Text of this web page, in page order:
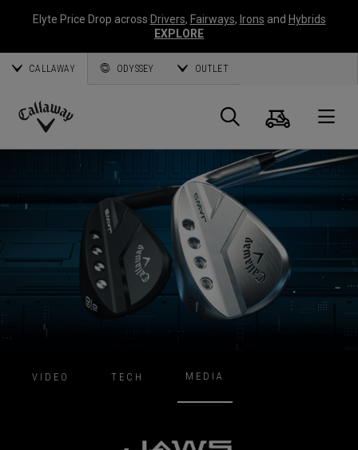
Elyte Price Drop across Drivers, Fairways, Irons and Hybrids
EXPLORE
CALLAWAY ODYSSEY OUTLET
Callaway
Suche
VIDEO TECH MEDIA